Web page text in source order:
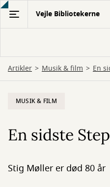
Gå
hovedindhold
Vejle Bibliotekerne
Artikler Musik & film En
MUSIK & FILM
En sidste
Stig Møller er død 80 år